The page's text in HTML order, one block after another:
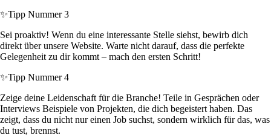
✨Tipp Nummer 3
Sei proaktiv! Wenn du eine interessante Stelle siehst, bewirb dich
direkt über unsere Website. Warte nicht darauf, dass die perfekte
Gelegenheit zu dir kommt – mach den ersten Schritt!
✨Tipp Nummer 4
Zeige deine Leidenschaft für die Branche! Teile in Gesprächen oder
Interviews Beispiele von Projekten, die dich begeistert haben. Das
zeigt, dass du nicht nur einen Job suchst, sondern wirklich für das, was
du tust, brennst.